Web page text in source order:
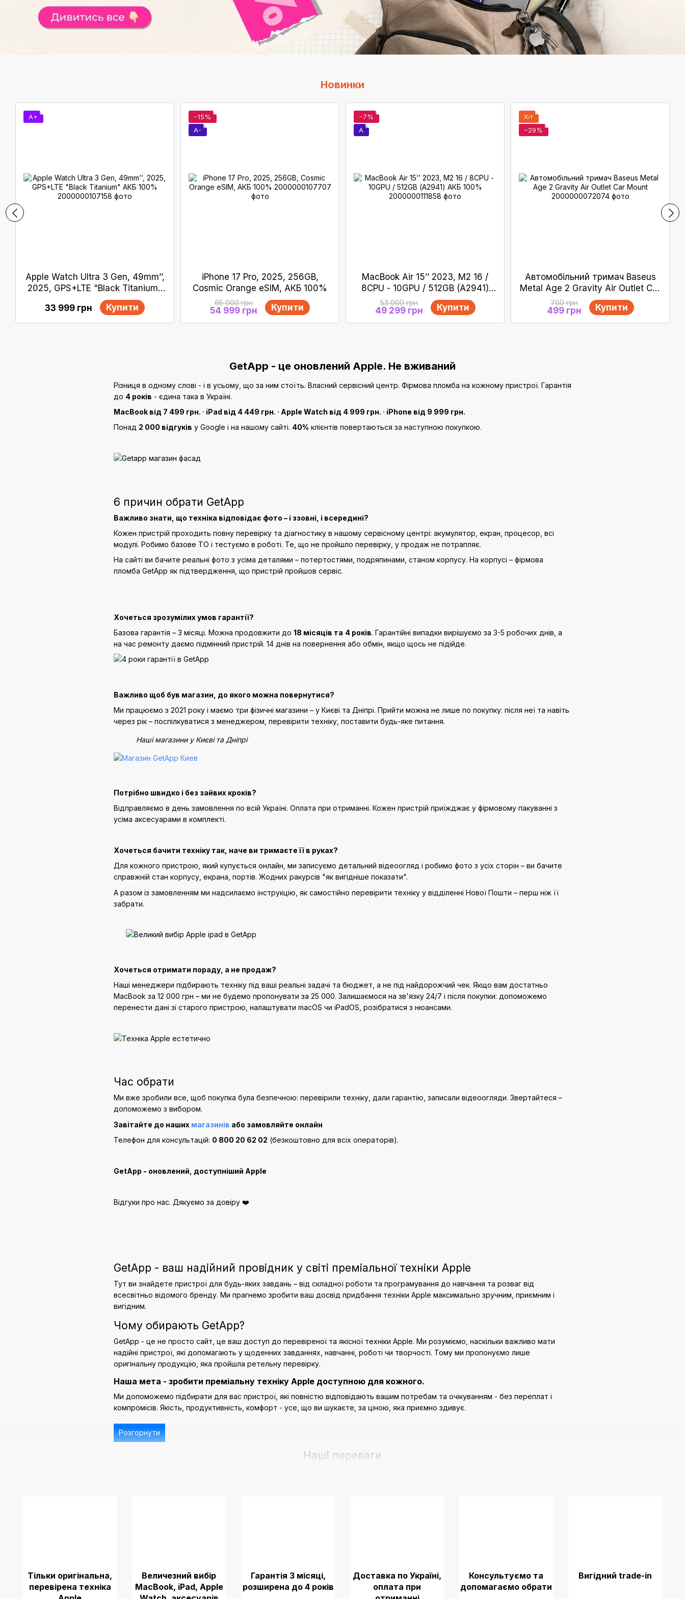
Новинки
A+
Apple Watch Ultra 3 Gen, 49mm’’,
2025, GPS+LTE "Black Titanium"
АКБ 100%
33 999 грн
Купити
−15%
A-
iPhone 17 Pro, 2025, 256GB,
Cosmic Orange eSIM, АКБ 100%
65 000 грн
54 999 грн Купити
−7%
A
MacBook Air 15’’ 2023, М2 16 /
8CPU - 10GPU / 512GB (А2941)
АКБ 100%
53 000 грн
49 299 грн Купити
Хіт
−29%
Автомобільний тримач Baseus
Metal Age 2 Gravity Air Outlet Car
Mount
700 грн
499 грн Купити
GetApp - це оновлений Apple. Не вживаний
Різниця в одному слові - і в усьому, що за ним стоїть. Власний сервісний центр. Фірмова пломба на кожному пристрої. Гарантія
до 4 років - єдина така в Україні.
MacBook від 7 499 грн. · iPad від 4 449 грн. · Apple Watch від 4 999 грн. · iPhone від 9 999 грн.
Понад 2 000 відгуків у Google і на нашому сайті. 40% клієнтів повертаються за наступною покупкою.
6 причин обрати GetApp
Важливо знати, що техніка відповідає фото – і ззовні, і всередині?
Кожен пристрій проходить повну перевірку та діагностику в нашому сервісному центрі: акумулятор, екран, процесор, всі
модулі. Робимо базове ТО і тестуємо в роботі. Те, що не пройшло перевірку, у продаж не потрапляє.
На сайті ви бачите реальні фото з усіма деталями – потертостями, подряпинами, станом корпусу. На корпусі – фірмова
пломба GetApp як підтвердження, що пристрій пройшов сервіс.
Хочеться зрозумілих умов гарантії?
Базова гарантія – 3 місяці. Можна продовжити до 18 місяців та 4 років. Гарантійні випадки вирішуємо за 3-5 робочих днів, а
на час ремонту даємо підмінний пристрій. 14 днів на повернення або обмін, якщо щось не підійде.
Важливо щоб був магазин, до якого можна повернутися?
Ми працюємо з 2021 року і маємо три фізичні магазини – у Києві та Дніпрі. Прийти можна не лише по покупку: після неї та навіть
через рік – поспілкуватися з менеджером, перевірити техніку, поставити будь-яке питання.
Наші магазини у Києві та Дніпрі
Потрібно швидко і без зайвих кроків?
Відправляємо в день замовлення по всій Україні. Оплата при отриманні. Кожен пристрій приїжджає у фірмовому пакуванні з
усіма аксесуарами в комплекті.
Хочеться бачити техніку так, наче ви тримаєте її в руках?
Для кожного пристрою, який купується онлайн, ми записуємо детальний відеоогляд і робимо фото з усіх сторін – ви бачите
справжній стан корпусу, екрана, портів. Жодних ракурсів "як вигідніше показати".
А разом із замовленням ми надсилаємо інструкцію, як самостійно перевірити техніку у відділенні Нової Пошти – перш ніж її
забрати.
Хочеться отримати пораду, а не продаж?
Наші менеджери підбирають техніку під ваші реальні задачі та бюджет, а не під найдорожчий чек. Якщо вам достатньо
MacBook за 12 000 грн – ми не будемо пропонувати за 25 000. Залишаємося на зв'язку 24/7 і після покупки: допоможемо
перенести дані зі старого пристрою, налаштувати macOS чи iPadOS, розібратися з нюансами.
Час обрати
Ми вже зробили все, щоб покупка була безпечною: перевірили техніку, дали гарантію, записали відеоогляди. Звертайтеся –
допоможемо з вибором.
Завітайте до наших магазинів або замовляйте онлайн
Телефон для консультацій: 0 800 20 62 02 (безкоштовно для всіх операторів).
GetApp - оновлений, доступніший Apple
Відгуки про нас. Дякуємо за довіру ❤️
GetApp - ваш надійний провідник у світі преміальної техніки Apple
Тут ви знайдете пристрої для будь-яких завдань – від складної роботи та програмування до навчання та розваг від
всесвітньо відомого бренду. Ми прагнемо зробити ваш досвід придбання техніки Apple максимально зручним, приємним і
вигідним.
Чому обирають GetApp?
GetApp - це не просто сайт, це ваш доступ до перевіреної та якісної техніки Apple. Ми розуміємо, наскільки важливо мати
надійні пристрої, які допомагають у щоденних завданнях, навчанні, роботі чи творчості. Тому ми пропонуємо лише
оригінальну продукцію, яка пройшла ретельну перевірку.
Наша мета - зробити преміальну техніку Apple доступною для кожного.
Ми допоможемо підбирати для вас пристрої, які повністю відповідають вашим потребам та очікуванням - без переплат і
компромісів. Якість, продуктивність, комфорт - усе, що ви шукаєте, за ціною, яка приємно здивує.
Розгорнути
Наші переваги
Тільки оригінальна,
перевірена техніка
Величезний вибір
MacBook, iPad, Apple
Гарантія 3 місяці,
розширена до 4 років
Доставка по Україні,
оплата при
Консультуємо та
допомагаємо обрати
Вигідний trade-in